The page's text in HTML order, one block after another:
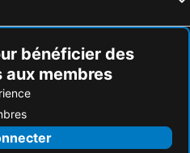
bénéficier des
membres